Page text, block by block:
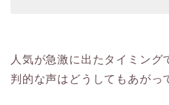
人気が急激に出たタイミング
判的な声はどうしてもあがっ